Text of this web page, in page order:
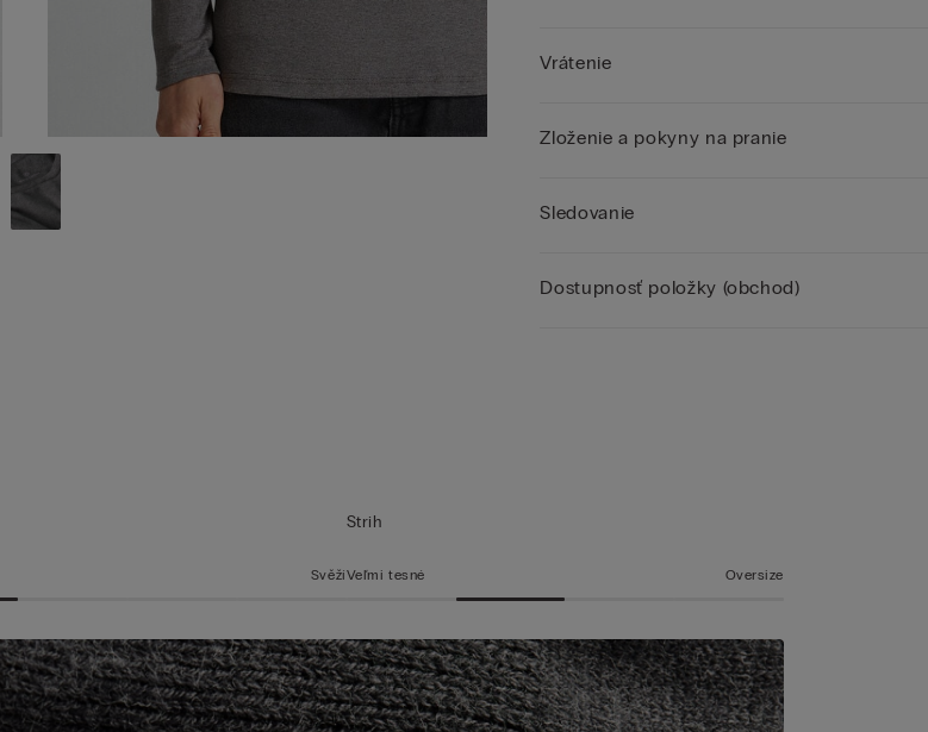
Vrátenie
Zloženie a pokyny na pranie
Sledovanie
Dostupnosť položky (obchod)
Svěží
Strih
Veľmi tesné Oversize